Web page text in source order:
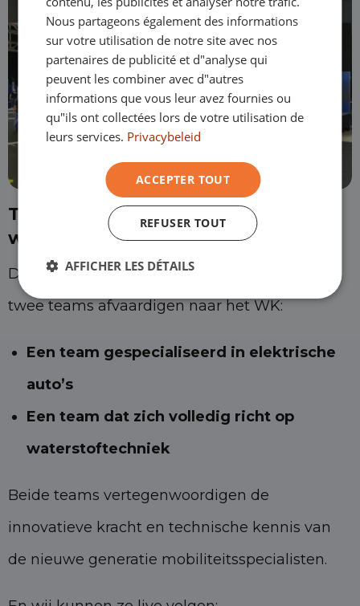
Twee Summa-teams naar het
wereldtoneel
Dit jaar mag het Summa College maar liefst
twee teams afvaardigen naar het WK:
Een team gespecialiseerd in elektrische
auto’s
Een team dat zich volledig richt op
waterstoftechniek
Beide teams vertegenwoordigen de
innovatieve kracht en technische kennis van
de nieuwe generatie mobiliteitsspecialisten.
Nous partageons également des informations
sur votre utilisation de notre site avec nos
partenaires de publicité et d"analyse qui
peuvent les combiner avec d"autres
informations que vous leur avez fournies ou
qu"ils ont collectées lors de votre utilisation de
leurs services. Privacybeleid
ACCEPTER TOUT
REFUSER TOUT
AFFICHER LES DÉTAILS